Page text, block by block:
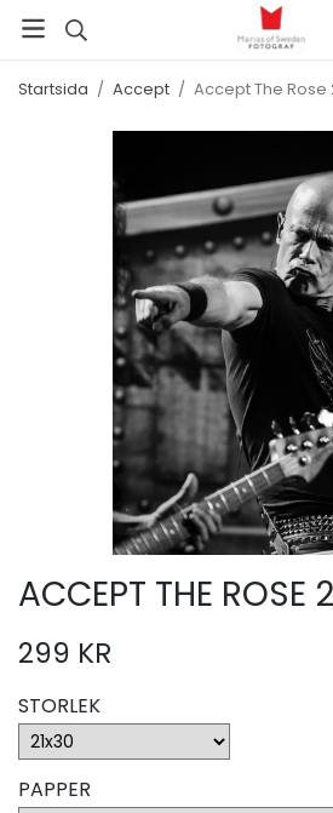
Startsida / Accept / Accept The Rose
ACCEPT THE ROSE
299 KR
STORLEK
PAPPER